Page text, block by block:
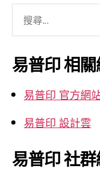
鍵
字:
易普印 相
易普印 官方網
易普印 設計雲
易普印 社